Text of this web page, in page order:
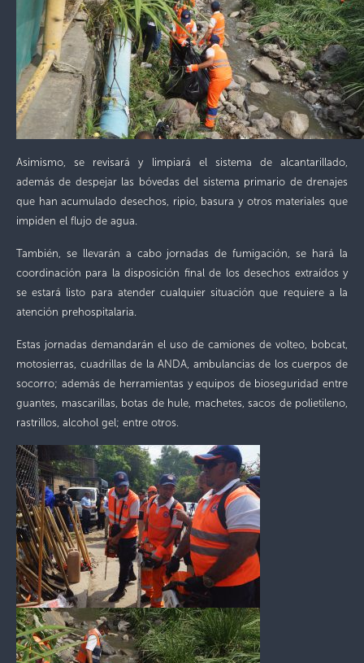
Asimismo, se revisará y limpiará el sistema de alcantarillado,
además de despejar las bóvedas del sistema primario de drenajes
que han acumulado desechos, ripio, basura y otros materiales que
impiden el flujo de agua.
También, se llevarán a cabo jornadas de fumigación, se hará la
coordinación para la disposición final de los desechos extraídos y
se estará listo para atender cualquier situación que requiere a la
atención prehospitalaria.
Estas jornadas demandarán el uso de camiones de volteo, bobcat,
motosierras, cuadrillas de la ANDA, ambulancias de los cuerpos de
socorro; además de herramientas y equipos de bioseguridad entre
guantes, mascarillas, botas de hule, machetes, sacos de polietileno,
rastrillos, alcohol gel; entre otros.